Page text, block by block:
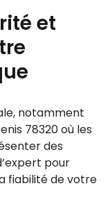
et
notamment
78320 où les
des
pour
fiabilité de votre